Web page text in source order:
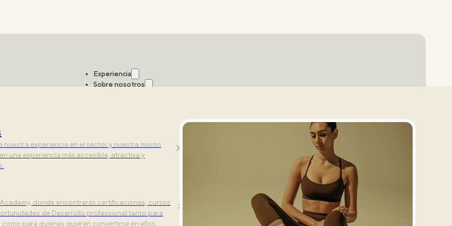
Experiencia
Descubre nuesta experiencia
con tecnología de vanguardia.
Aquí tienes todo lo que necesitas saber.
Sobre nosotros
nuestra experiencia en el sector y nuestra misión
una experiencia más accesible, atractiva y
donde encontrarás certificaciones, cursos
de Desarrollo professional tanto para
para quienes quieren convertirse en ellos
Entrar